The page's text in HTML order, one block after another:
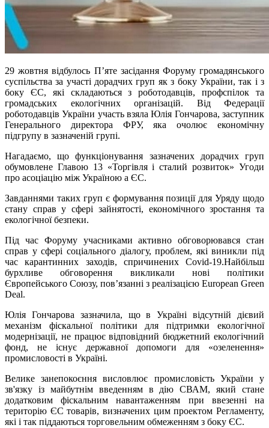
29 жовтня відбулось П’яте засідання Форуму громадянського
суспільства за участі дорадчих груп як з боку України, так і з
боку ЄС, які складаються з роботодавців, профспілок та
громадських екологічних організацій. Від Федерації
роботодавців України участь взяла Юлія Гончарова, заступник
Генерального директора ФРУ, яка очолює економічну
підгрупу в зазначеній групі.
Нагадаємо, що функціонування зазначених дорадчих груп
обумовлене Главою 13 «Торгівля і сталий розвиток» Угоди
про асоціацію між Україною а ЄС.
Завданнями таких груп є формування позиції для Уряду щодо
стану справ у сфері зайнятості, економічного зростання та
екологічної безпеки.
Під час Форуму учасниками активно обговорювався стан
справ у сфері соціального діалогу, проблем, які виникли під
час карантинних заходів, спричинених Covid-19.Найбільш
бурхливе обговорення викликали нові політики
Європейського Союзу, пов’язанні з реалізацією European Green
Deal.
Юлія Гончарова зазначила, що в Україні відсутній дієвий
механізм фіскальної політики для підтримки екологічної
модернізації, не працює відповідний бюджетний екологічний
фонд, не існує державної допомоги для «озеленення»
промисловості в Україні.
Велике занепокоєння висловлює промисловість України у
зв'язку із майбутнім введенням в дію СВАМ, який стане
додатковим фіскальним навантаженням при ввезенні на
територію ЄС товарів, визначених цим проектом Регламенту,
які і так піддаються торговельним обмеженням з боку ЄС.